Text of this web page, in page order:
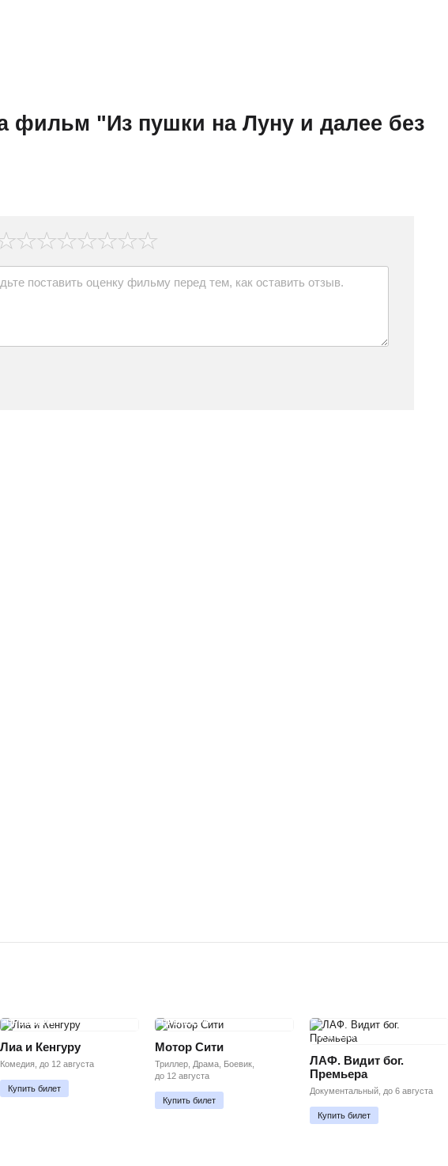
фильм "Из пушки на Луну и далее без
ПРЕМЬЕРА
Лиа и Кенгуру
Комедия, до 12 августа
Купить билет
ПРЕМЬЕРА
Мотор Сити
Триллер, Драма, Боевик,
до 12 августа
Купить билет
ПРЕМЬЕРА
ЛАФ. Видит бог.
Премьера
Документальный, до 6 августа
Купить билет